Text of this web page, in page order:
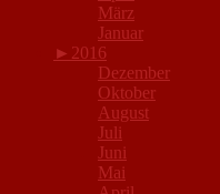
März
Januar
► 2016
Dezember
Oktober
August
Juli
Juni
Mai